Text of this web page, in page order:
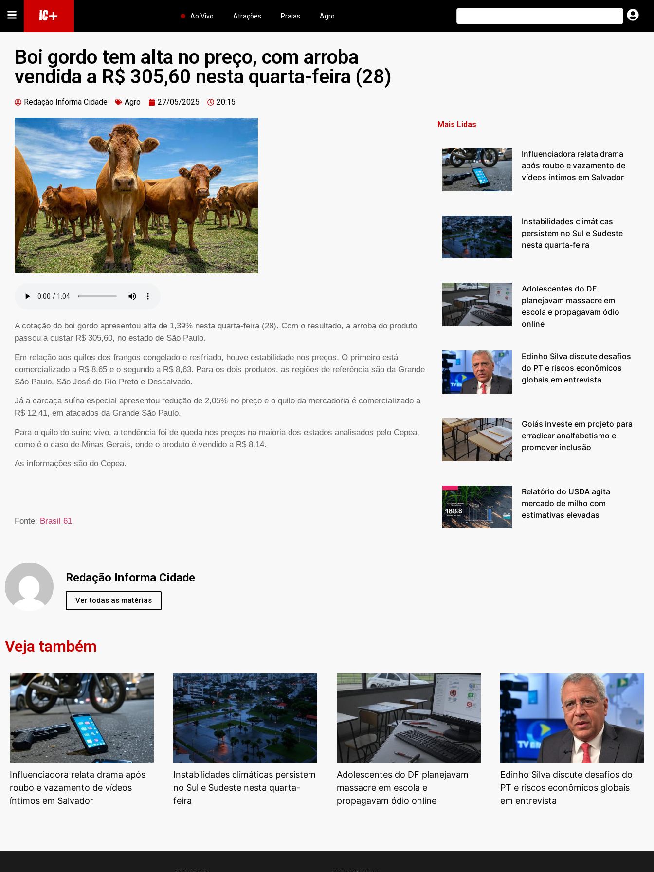
IC+ Ao Vivo Atrações Praias Agro
Boi gordo tem alta no preço, com arroba
vendida a R$ 305,60 nesta quarta-feira (28)
Redação Informa Cidade Agro 27/05/2025 20:15
A cotação do boi gordo apresentou alta de 1,39% nesta quarta-feira (28). Com o resultado, a arroba do produto
passou a custar R$ 305,60, no estado de São Paulo.
Em relação aos quilos dos frangos congelado e resfriado, houve estabilidade nos preços. O primeiro está
comercializado a R$ 8,65 e o segundo a R$ 8,63. Para os dois produtos, as regiões de referência são da Grande
São Paulo, São José do Rio Preto e Descalvado.
Já a carcaça suína especial apresentou redução de 2,05% no preço e o quilo da mercadoria é comercializado a
R$ 12,41, em atacados da Grande São Paulo.
Para o quilo do suíno vivo, a tendência foi de queda nos preços na maioria dos estados analisados pelo Cepea,
como é o caso de Minas Gerais, onde o produto é vendido a R$ 8,14.
As informações são do Cepea.
Fonte: Brasil 61
Mais Lidas
Influenciadora relata drama
após roubo e vazamento de
vídeos íntimos em Salvador
Instabilidades climáticas
persistem no Sul e Sudeste
nesta quarta-feira
Adolescentes do DF
planejavam massacre em
escola e propagavam ódio
online
Edinho Silva discute desafios
do PT e riscos econômicos
globais em entrevista
Goiás investe em projeto para
erradicar analfabetismo e
promover inclusão
Relatório do USDA agita
mercado de milho com
estimativas elevadas
Redação Informa Cidade
Ver todas as matérias
Veja também
Influenciadora relata drama após
roubo e vazamento de vídeos
íntimos em Salvador
Instabilidades climáticas persistem
no Sul e Sudeste nesta quarta-
feira
Adolescentes do DF planejavam
massacre em escola e
propagavam ódio online
Edinho Silva discute desafios do
PT e riscos econômicos globais
em entrevista